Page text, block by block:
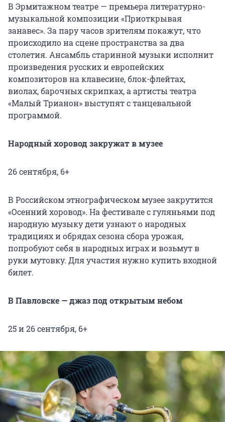
В Эрмитажном театре — премьера литературно-
музыкальной композиции «Приоткрывая
занавес». За пару часов зрителям покажут, что
происходило на сцене пространства за два
столетия. Ансамбль старинной музыки исполнит
произведения русских и европейских
композиторов на клавесине, блок-флейтах,
виолах, барочных скрипках, а артисты театра
«Малый Трианон» выступят с танцевальной
программой.
Народный хоровод закружат в музее
26 сентября, 6+
В Российском этнографическом музее закрутится
«Осенний хоровод». На фестивале с гуляньями под
народную музыку дети узнают о народных
традициях и обрядах сезона сбора урожая,
попробуют себя в народных играх и возьмут в
руки мутовку. Для участия нужно купить входной
билет.
В Павловске — джаз под открытым небом
25 и 26 сентября, 6+